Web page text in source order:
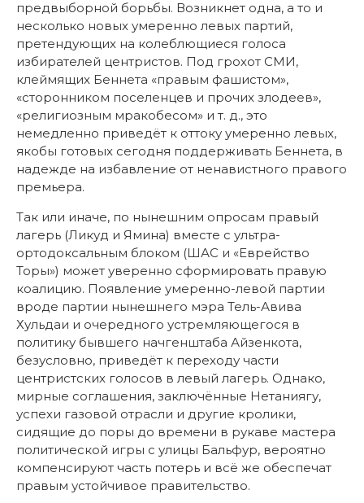
предвыборной борьбы. Возникнет одна, а то и
несколько новых умеренно левых партий,
претендующих на колеблющиеся голоса
избирателей центристов. Под грохот СМИ,
клеймящих Беннета «правым фашистом»,
«сторонником поселенцев и прочих злодеев»,
«религиозным мракобесом» и т. д., это
немедленно приведёт к оттоку умеренно левых,
якобы готовых сегодня поддерживать Беннета, в
надежде на избавление от ненавистного правого
премьера.
Так или иначе, по нынешним опросам правый
лагерь (Ликуд и Ямина) вместе с ультра-
ортодоксальным блоком (ШАС и «Еврейство
Торы») может уверенно сформировать правую
коалицию. Появление умеренно-левой партии
вроде партии нынешнего мэра Тель-Авива
Хульдаи и очередного устремляющегося в
политику бывшего начгенштаба Айзенкота,
безусловно, приведёт к переходу части
центристских голосов в левый лагерь. Однако,
мирные соглашения, заключённые Нетаниягу,
успехи газовой отрасли и другие кролики,
сидящие до поры до времени в рукаве мастера
политической игры с улицы Бальфур, вероятно
компенсируют часть потерь и всё же обеспечат
правым устойчивое правительство.